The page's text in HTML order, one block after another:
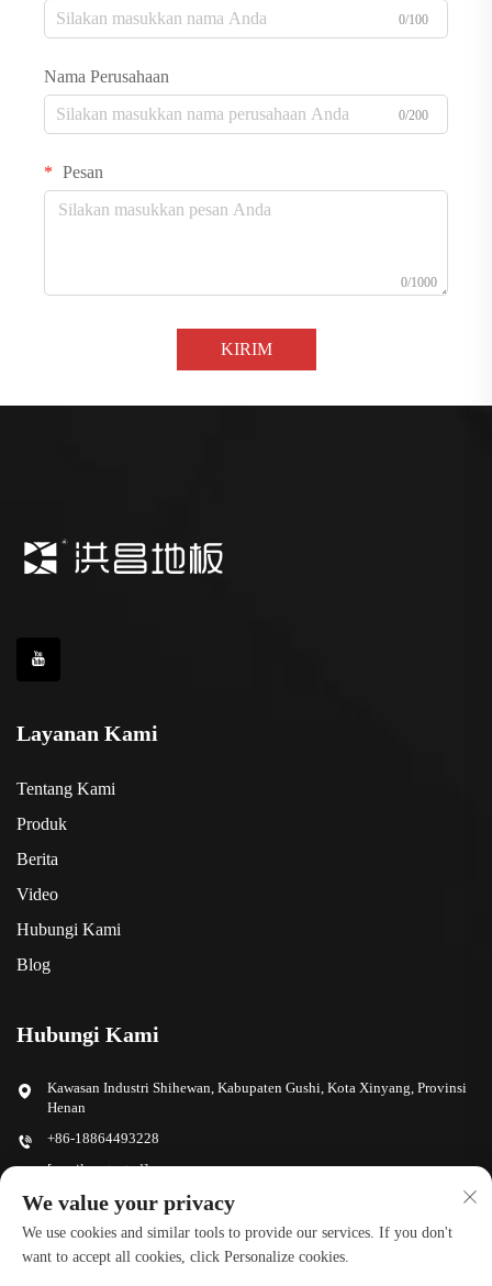
0/100
Nama Perusahaan
0/200
Pesan
0/1000
KIRIM
Layanan Kami
Tentang Kami
Produk
Berita
Video
Hubungi Kami
Blog
Hubungi Kami
Kawasan Industri Shihewan, Kabupaten Gushi, Kota Xinyang, Provinsi
Henan
+86-18864493228
[email protected]
Kirim
We value your privacy
We use cookies and similar tools to provide our services. If you don't
want to accept all cookies, click Personalize cookies.